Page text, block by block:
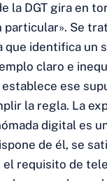
la DGT gira en
particular». Se
que identifica un
claro e
ese
la regla. La
digital es
de él, se
requisito de